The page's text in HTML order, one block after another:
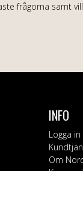
frågorna samt
INFO
Logga in
Om